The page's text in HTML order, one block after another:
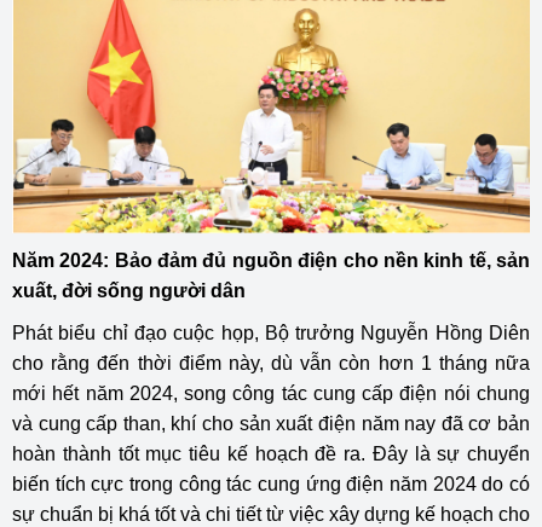
Năm 2024: Bảo đảm đủ nguồn điện cho nền kinh tế, sản
xuất, đời sống người dân
Phát biểu chỉ đạo cuộc họp, Bộ trưởng Nguyễn Hồng Diên
cho rằng đến thời điểm này, dù vẫn còn hơn 1 tháng nữa
mới hết năm 2024, song công tác cung cấp điện nói chung
và cung cấp than, khí cho sản xuất điện năm nay đã cơ bản
hoàn thành tốt mục tiêu kế hoạch đề ra. Đây là sự chuyển
biến tích cực trong công tác cung ứng điện năm 2024 do có
sự chuẩn bị khá tốt và chi tiết từ việc xây dựng kế hoạch cho